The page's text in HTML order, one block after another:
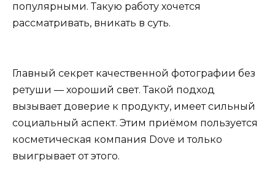
популярными. Такую работу хочется
рассматривать, вникать в суть.
Главный секрет качественной фотографии без
ретуши — хороший свет. Такой подход
вызывает доверие к продукту, имеет сильный
социальный аспект. Этим приёмом пользуется
косметическая компания Dove и только
выигрывает от этого.